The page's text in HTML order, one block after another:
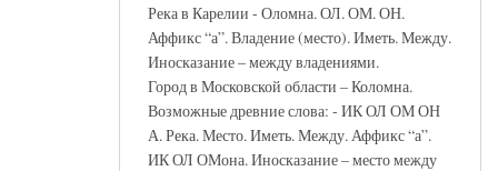
Река в Карелии - Оломна. ОЛ. ОМ. ОН.
Аффикс “а”. Владение (место). Иметь. Между.
Иносказание – между владениями.
Город в Московской области – Коломна.
Возможные древние слова: - ИК ОЛ ОМ ОН
А. Река. Место. Иметь. Между. Аффикс “а”.
ИК ОЛ ОМона. Иносказание – место между